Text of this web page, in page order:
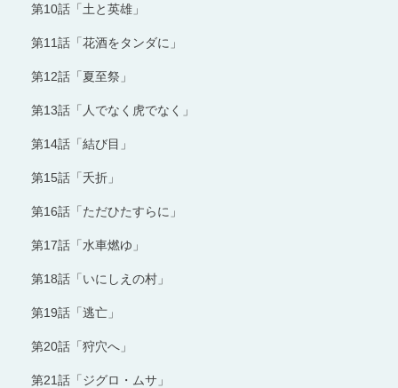
第10話「土と英雄」
第11話「花酒をタンダに」
第12話「夏至祭」
第13話「人でなく虎でなく」
第14話「結び目」
第15話「夭折」
第16話「ただひたすらに」
第17話「水車燃ゆ」
第18話「いにしえの村」
第19話「逃亡」
第20話「狩穴へ」
第21話「ジグロ・ムサ」